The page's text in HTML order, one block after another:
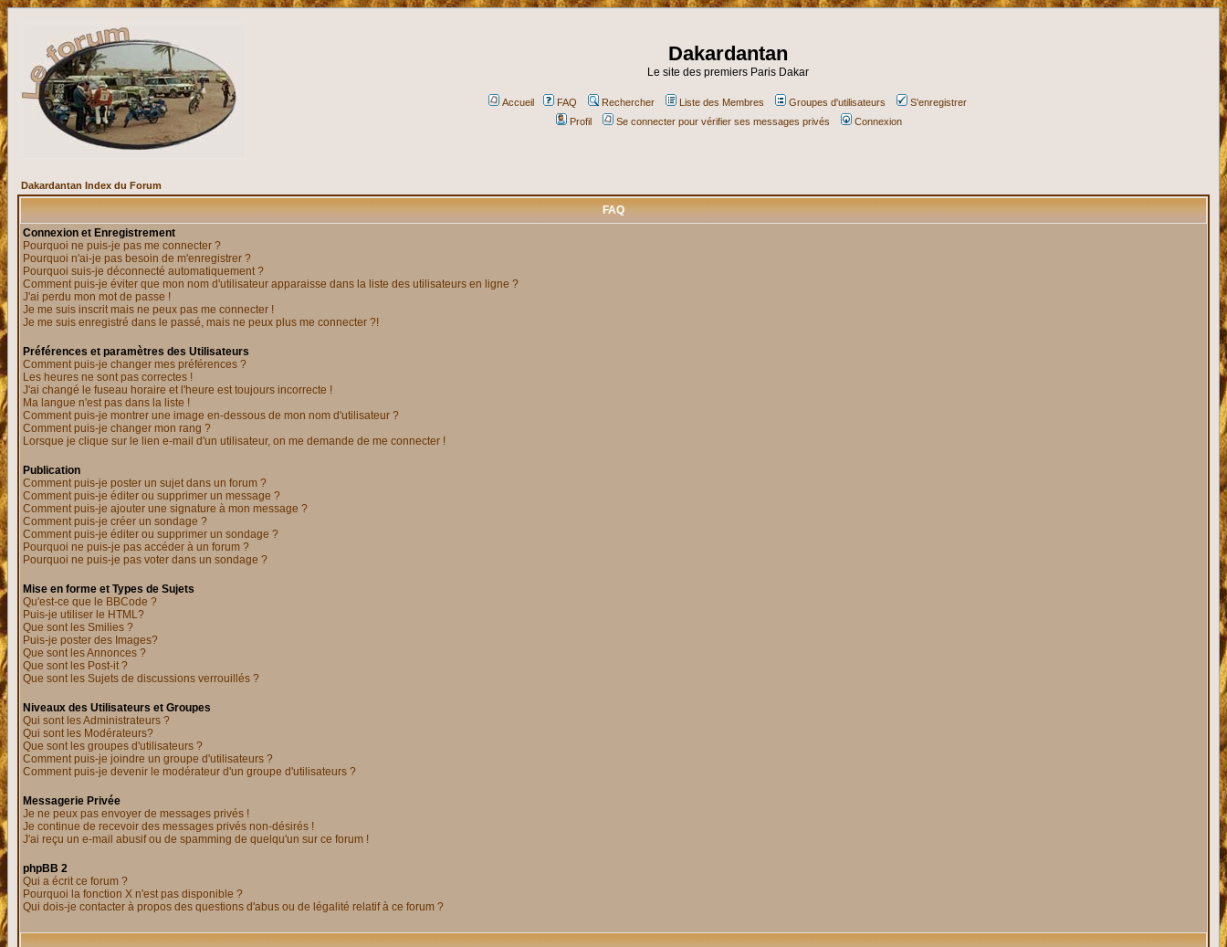
Dakardantan
Le site des premiers Paris Dakar
Accueil FAQ Rechercher Liste des Membres Groupes d'utilisateurs
S'enregistrer
Profil
Se connecter pour vérifier ses messages privés Connexion
Dakardantan Index du Forum
FAQ
Connexion et Enregistrement
Pourquoi ne puis-je pas me connecter ?
Pourquoi n'ai-je pas besoin de m'enregistrer ?
Pourquoi suis-je déconnecté automatiquement ?
Comment puis-je éviter que mon nom d'utilisateur apparaisse dans la liste des utilisateurs en ligne ?
J'ai perdu mon mot de passe !
Je me suis inscrit mais ne peux pas me connecter !
Je me suis enregistré dans le passé, mais ne peux plus me connecter ?!
Préférences et paramètres des Utilisateurs
Comment puis-je changer mes préférences ?
Les heures ne sont pas correctes !
J'ai changé le fuseau horaire et l'heure est toujours incorrecte !
Ma langue n'est pas dans la liste !
Comment puis-je montrer une image en-dessous de mon nom d'utilisateur ?
Comment puis-je changer mon rang ?
Lorsque je clique sur le lien e-mail d'un utilisateur, on me demande de me connecter !
Publication
Comment puis-je poster un sujet dans un forum ?
Comment puis-je éditer ou supprimer un message ?
Comment puis-je ajouter une signature à mon message ?
Comment puis-je créer un sondage ?
Comment puis-je éditer ou supprimer un sondage ?
Pourquoi ne puis-je pas accéder à un forum ?
Pourquoi ne puis-je pas voter dans un sondage ?
Mise en forme et Types de Sujets
Qu'est-ce que le BBCode ?
Puis-je utiliser le HTML?
Que sont les Smilies ?
Puis-je poster des Images?
Que sont les Annonces ?
Que sont les Post-it ?
Que sont les Sujets de discussions verrouillés ?
Niveaux des Utilisateurs et Groupes
Qui sont les Administrateurs ?
Qui sont les Modérateurs?
Que sont les groupes d'utilisateurs ?
Comment puis-je joindre un groupe d'utilisateurs ?
Comment puis-je devenir le modérateur d'un groupe d'utilisateurs ?
Messagerie Privée
Je ne peux pas envoyer de messages privés !
Je continue de recevoir des messages privés non-désirés !
J'ai reçu un e-mail abusif ou de spamming de quelqu'un sur ce forum !
phpBB 2
Qui a écrit ce forum ?
Pourquoi la fonction X n'est pas disponible ?
Qui dois-je contacter à propos des questions d'abus ou de légalité relatif à ce forum ?